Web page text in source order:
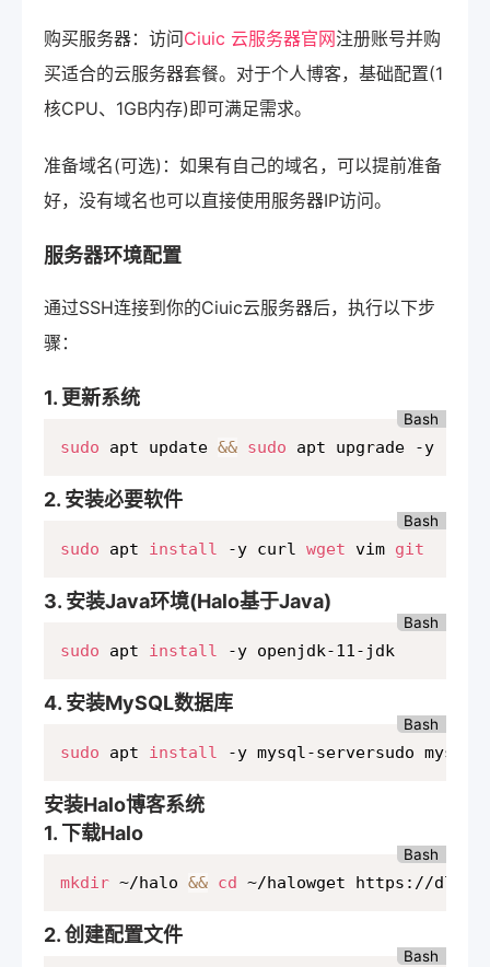
购买服务器：访问Ciuic 云服务器官网注册账号并购
买适合的云服务器套餐。对于个人博客，基础配置(1
核CPU、1GB内存)即可满足需求。
准备域名(可选)：如果有自己的域名，可以提前准备
好，没有域名也可以直接使用服务器IP访问。
服务器环境配置
通过SSH连接到你的Ciuic云服务器后，执行以下步
骤：
1. 更新系统
Bash
sudo apt update && sudo apt upgrade -y
2. 安装必要软件
Bash
sudo apt install -y curl wget vim git
3. 安装Java环境(Halo基于Java)
Bash
sudo apt install -y openjdk-11-jdk
4. 安装MySQL数据库
Bash
sudo apt install -y mysql-serversudo
安装Halo博客系统
1. 下载Halo
Bash
mkdir ~/halo && cd ~/halowget https://
2. 创建配置文件
Bash